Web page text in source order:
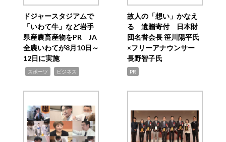
ドジャースタジアムで
「いわて牛」など岩手
県産農畜産物をPR JA
全農いわてが8月10日～
12日に実施
スポーツ ビジネス
故人の「想い」かなえ
る 遺贈寄付 日本財
団名誉会長 笹川陽平氏
×フリーアナウンサー
長野智子氏
PR